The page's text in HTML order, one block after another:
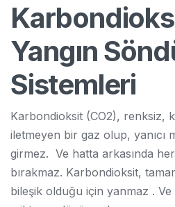
Yangın
Sistemleri
Karbondioksit (CO2), renksiz,
iletmeyen bir gaz olup, yanıcı
girmez. Ve hatta arkasında
bırakmaz. Karbondioksit,
bileşik olduğu için yanmaz .